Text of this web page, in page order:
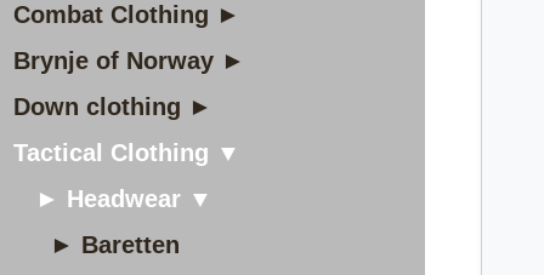
Combat Clothing ►
Brynje of Norway ►
Down clothing ►
Tactical Clothing ▼
► Headwear ▼
► Baretten